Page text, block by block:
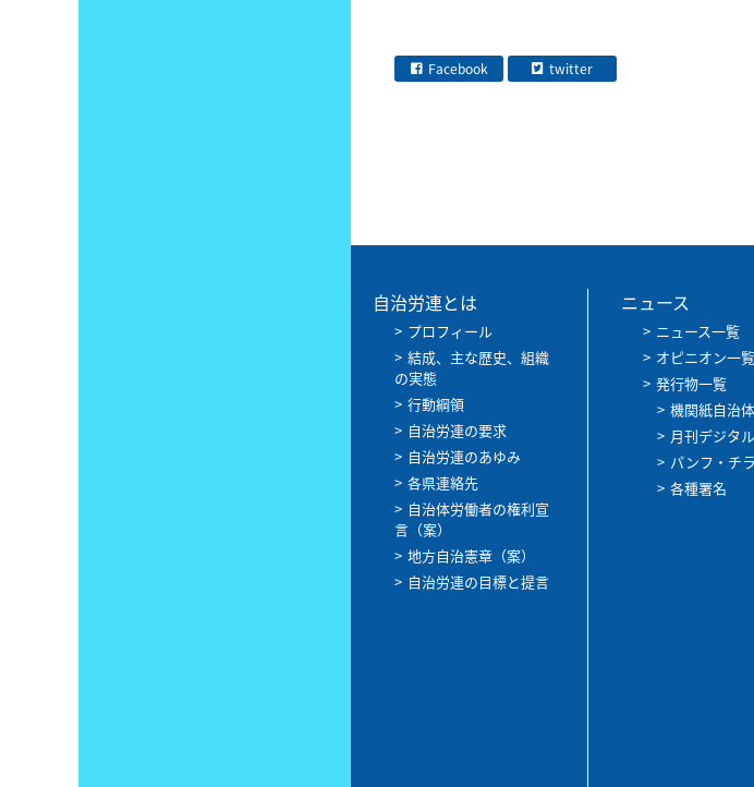
Facebook twitter
自治労連とは
プロフィール
結成、主な歴史、組織
の実態
行動綱領
自治労連の要求
自治労連のあゆみ
各県連絡先
自治体労働者の権利宣
言（案）
地方自治憲章（案）
自治労連の目標と提言
ニュース
ニュース一覧
オピニオン一覧
発行物一覧
機関紙自治
月刊デジタル
パンフ・チ
各種署名